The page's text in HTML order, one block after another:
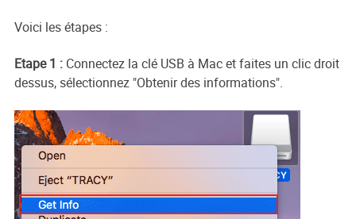
Voici les étapes :
Etape 1 : Connectez la clé USB à Mac et faites un clic droit
dessus, sélectionnez "Obtenir des informations".